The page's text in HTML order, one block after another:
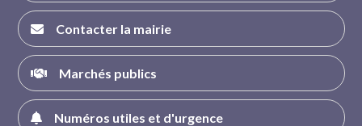
Contacter la mairie
Marchés publics
Numéros utiles et d'urgence